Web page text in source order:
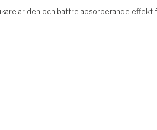
är den och bättre absorberande effekt